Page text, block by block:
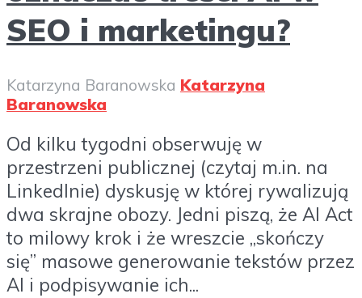
SEO i marketingu?
Katarzyna Baranowska Katarzyna
Baranowska
Od kilku tygodni obserwuję w
przestrzeni publicznej (czytaj m.in. na
LinkedInie) dyskusję w której rywalizują
dwa skrajne obozy. Jedni piszą, że AI Act
to milowy krok i że wreszcie „skończy
się” masowe generowanie tekstów przez
AI i podpisywanie ich...